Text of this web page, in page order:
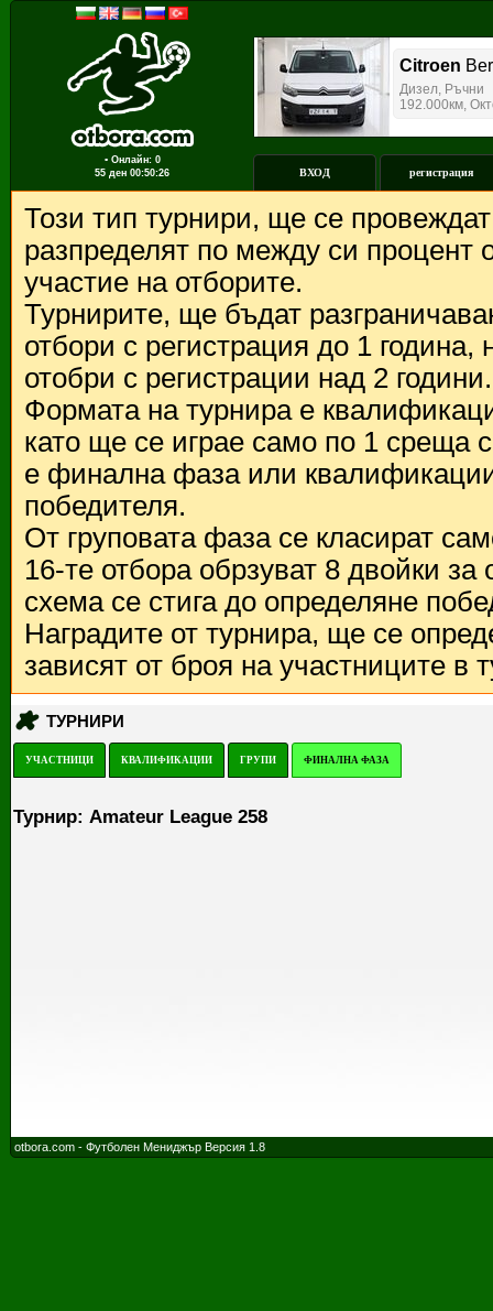
▪ Онлайн: 0
55 ден 00:50:26 ВХОД регистрация
Този тип турнири, ще се
разпределят по между си процент
участие на отборите.
Турнирите, ще бъдат
отбори с регистрация до 1
отобри с регистрации над 2 години.
Формата на турнира е
като ще се играе само по 1 среща
е финална фаза или
победителя.
От груповата фаза се класират
16-те отбора обрзуват 8 двойки
схема се стига до определяне
Наградите от турнира, ще се
зависят от броя на участниците в
ТУРНИРИ
УЧАСТНИЦИ КВАЛИФИКАЦИИ ГРУПИ ФИНАЛНА ФАЗА
Турнир: Amateur League 258
otbora.com - Футболен Мениджър Версия 1.8